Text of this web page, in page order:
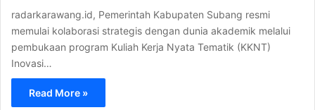
radarkarawang.id, Pemerintah Kabupaten Subang resmi
memulai kolaborasi strategis dengan dunia akademik melalui
pembukaan program Kuliah Kerja Nyata Tematik (KKNT)
Inovasi…
Read More »